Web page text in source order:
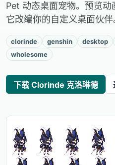
Pet 动态桌面宠物。预览
它改编你的自定义桌面伙伴
clorinde genshin desktop
wholesome
下载 Clorinde 克洛琳德